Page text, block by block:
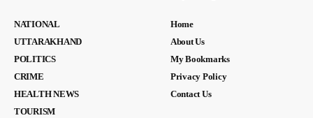
NATIONAL
UTTARAKHAND
POLITICS
CRIME
HEALTH NEWS
TOURISM
Home
About Us
My Bookmarks
Privacy Policy
Contact Us